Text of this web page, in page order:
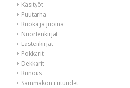
Käsityöt
Puutarha
Ruoka ja juoma
Nuortenkirjat
Lastenkirjat
Pokkarit
Dekkarit
Runous
Sammakon uutuudet